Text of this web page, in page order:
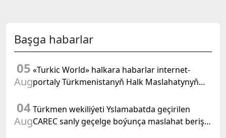
Başga habarlar
05
Aug
«Turkic World» halkara habarlar internet-
portaly Türkmenistanyň Halk Maslahatynyň
beýan eder
04
Aug
Türkmen wekiliýeti Yslamabatda geçirilen
CAREC sanly geçelge boýunça maslahat beriş